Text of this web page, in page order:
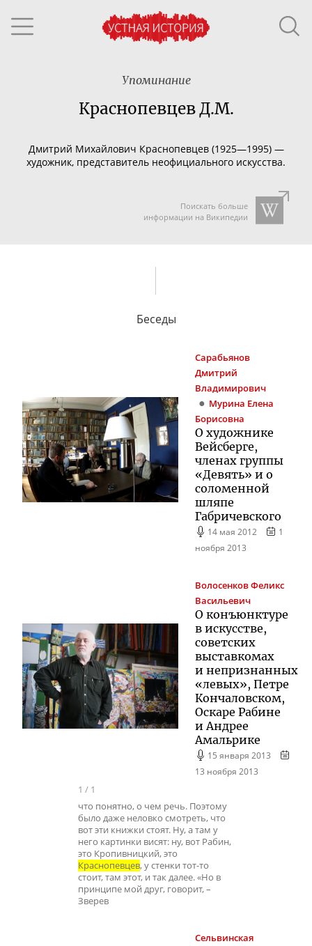
Упоминание
Краснопевцев Д.М.
Дмитрий Михайлович Краснопевцев (1925—1995) —
художник, представитель неофициального искусства.
Поискать больше
информации на Википедии
Беседы
Сарабьянов
Дмитрий
Владимирович
Мурина Елена
Борисовна
О художнике
Вейсберге,
членах группы
«Девять» и о
соломенной
шляпе
Габричевского
14 мая 2012
1
ноября 2013
ВолосенковФеликс
Васильевич
О конъюнктуре
в искусстве,
советских
выставкомах
и непризнанных
«левых», Петре
Кончаловском,
Оскаре Рабине
и Андрее
Амальрике
15 января 2013
13 ноября 2013
1 / 1
что понятно, о чем речь. Поэтому
было даже неловко смотреть, что
вот эти книжки стоят. Ну, а там у
него картинки висят: ну, вот Рабин,
это Кропивницкий, это
Краснопевцев, у стенки тот-то
стоит, там этот, и так далее. «Но в
принципе мой друг, говорит, –
Зверев
Сельвинская